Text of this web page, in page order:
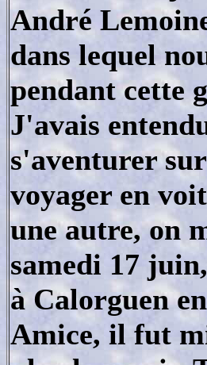
André
dans lequel
pendant cette
J'avais
s'aventurer
voyager en
une autre, on
samedi 17
à Calorguen
Amice, il fut